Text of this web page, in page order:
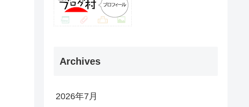
Archives
2026年7月